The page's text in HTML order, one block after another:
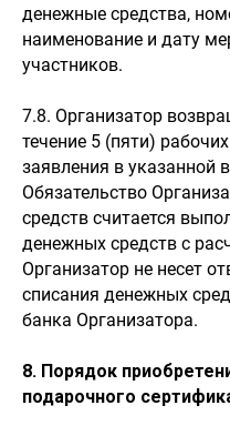
денежные средства,
наименование и дату
участников.
7.8. Организатор
течение 5 (пяти)
заявления в указанной
Обязательство
средств считается
денежных средств с
Организатор не несет
списания денежных
банка Организатора.
8. Порядок
подарочного